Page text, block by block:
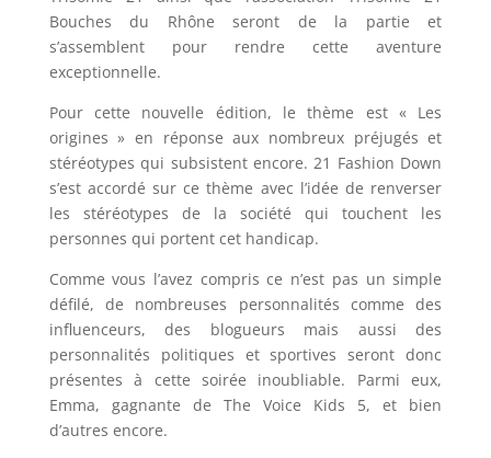
Bouches du Rhône seront de la partie et
s’assemblent pour rendre cette aventure
exceptionnelle.
Pour cette nouvelle édition, le thème est « Les
origines » en réponse aux nombreux préjugés et
stéréotypes qui subsistent encore. 21 Fashion Down
s’est accordé sur ce thème avec l’idée de renverser
les stéréotypes de la société qui touchent les
personnes qui portent cet handicap.
Comme vous l’avez compris ce n’est pas un simple
défilé, de nombreuses personnalités comme des
influenceurs, des blogueurs mais aussi des
personnalités politiques et sportives seront donc
présentes à cette soirée inoubliable. Parmi eux,
Emma, gagnante de The Voice Kids 5, et bien
d’autres encore.